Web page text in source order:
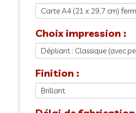
Choix impression :
Finition :